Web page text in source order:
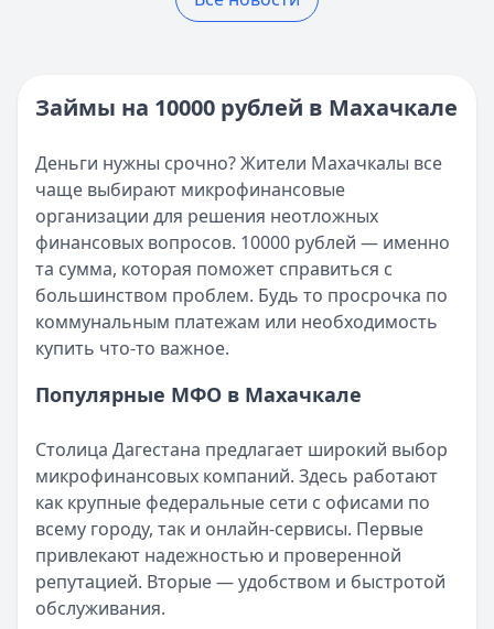
Реестр МФО ЦБ РФ - проверка МФО на официальном
Категория:МФО и микрозаймы
Все статьи
Разбираем, где в 2025 году в России взять
Возврат переплаты в «Займере»: актуальная
Опубликовано:5 декабря 2025 г.
Категория:МФО
Читать новость
Срочный микрозайм 15 000 ₽ на карту: свежая
Кратко:Нужны 15 000 рублей на карту прямо сегодня?
Опубликовано:5 декабря 2025 г.
Категория:МФО
Читать новость
Кратко:В III квартале 2025 года владельцы iPhone
Категория:МФО
Читать новость
57 сервисов микрозаймов через Госуслуги: где
Кратко:Авторизация через Госуслуги ускоряет
Опубликовано:23 ноября 2025 г.
Категория:МФО
Читать новость
Займы на 10000 рублей в Махачкале
Деньги нужны срочно? Жители Махачкалы все
чаще выбирают микрофинансовые
организации для решения неотложных
финансовых вопросов. 10000 рублей — именно
та сумма, которая поможет справиться с
большинством проблем. Будь то просрочка по
коммунальным платежам или необходимость
купить что-то важное.
Популярные МФО в Махачкале
Столица Дагестана предлагает широкий выбор
микрофинансовых компаний. Здесь работают
как крупные федеральные сети с офисами по
всему городу, так и онлайн-сервисы. Первые
привлекают надежностью и проверенной
репутацией. Вторые — удобством и быстротой
обслуживания.